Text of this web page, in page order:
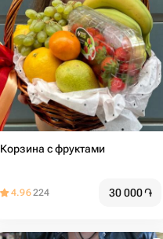
Корзина с фруктами
4.96224 30 000֏